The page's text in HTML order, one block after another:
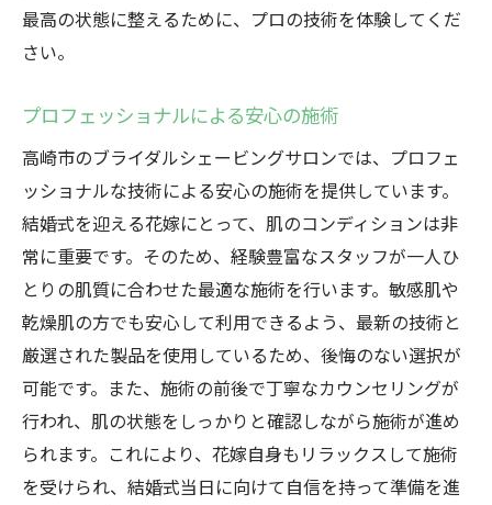
ブライダルシェービングを最大限に活かす
引き出す理由
写真映えを叶えるシェービングの効果
肌の質感を際立たせるテクニック
施術後の肌で得られる自信
プロカメラマンが語るシェービングの重要
性
高崎市での施術を活かした撮影準備
思い出に残る写真を作るために
特別な日のためのブライダルシェービングが心
を落ち着かせる理由
心の余裕を生む施術の一環
最高の状態に整えるために、プロの技術を体験してくだ
さい。
プロフェッショナルによる安心の施術
高崎市のブライダルシェービングサロンでは、プロフェ
ッショナルな技術による安心の施術を提供しています。
結婚式を迎える花嫁にとって、肌のコンディションは非
常に重要です。そのため、経験豊富なスタッフが一人ひ
とりの肌質に合わせた最適な施術を行います。敏感肌や
乾燥肌の方でも安心して利用できるよう、最新の技術と
厳選された製品を使用しているため、後悔のない選択が
可能です。また、施術の前後で丁寧なカウンセリングが
行われ、肌の状態をしっかりと確認しながら施術が進め
られます。これにより、花嫁自身もリラックスして施術
を受けられ、結婚式当日に向けて自信を持って準備を進